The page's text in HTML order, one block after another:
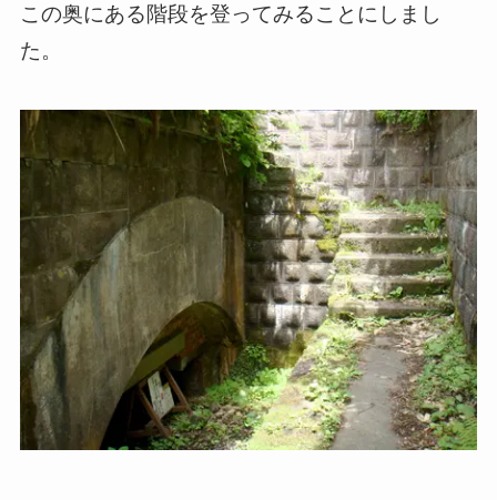
この奥にある階段を登ってみることにしまし
た。